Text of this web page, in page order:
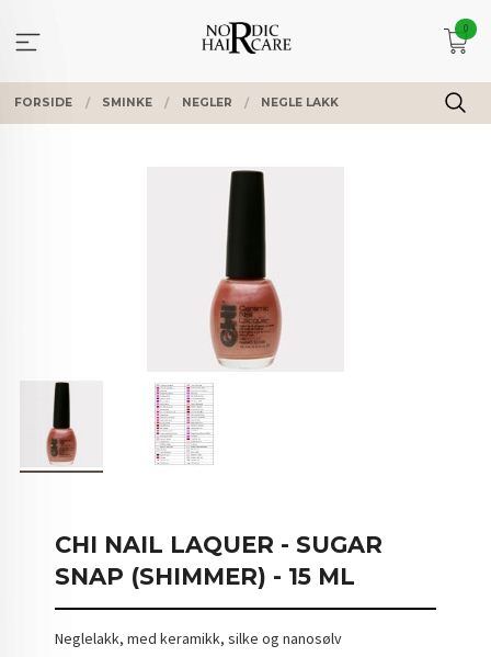
innholdet
0
FORSIDE SMINKE NEGLER NEGLE LAKK
CHI NAIL LAQUER - SUGAR
SNAP (SHIMMER) - 15 ML
Neglelakk, med keramikk, silke og nanosølv